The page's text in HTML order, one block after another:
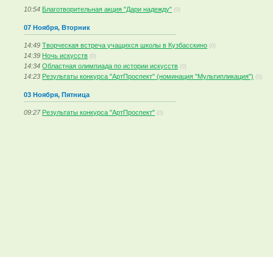
10:54 Благотворительная акция "Дари надежду" (0)
07 Ноября, Вторник
14:49 Творческая встреча учащихся школы в Кузбасскино (0)
14:39 Ночь искусств (0)
14:34 Областная олимпиада по истории искусств (0)
14:23 Результаты конкурса "АртПроспект" (номинация "Мультипликация") (0)
03 Ноября, Пятница
09:27 Результаты конкурса "АртПроспект" (0)